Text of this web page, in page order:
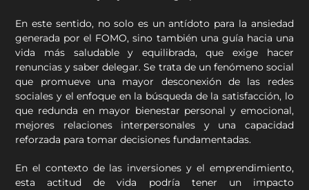
En este sentido, no solo es un antídoto para la ansiedad
generada por el FOMO, sino también una guía hacia una
vida más saludable y equilibrada, que exige hacer
renuncias y saber delegar. Se trata de un fenómeno social
que promueve una mayor desconexión de las redes
sociales y el enfoque en la búsqueda de la satisfacción, lo
que redunda en mayor bienestar personal y emocional,
mejores relaciones interpersonales y una capacidad
reforzada para tomar decisiones fundamentadas.
En el contexto de las inversiones y el emprendimiento,
esta actitud de vida podría tener un impacto